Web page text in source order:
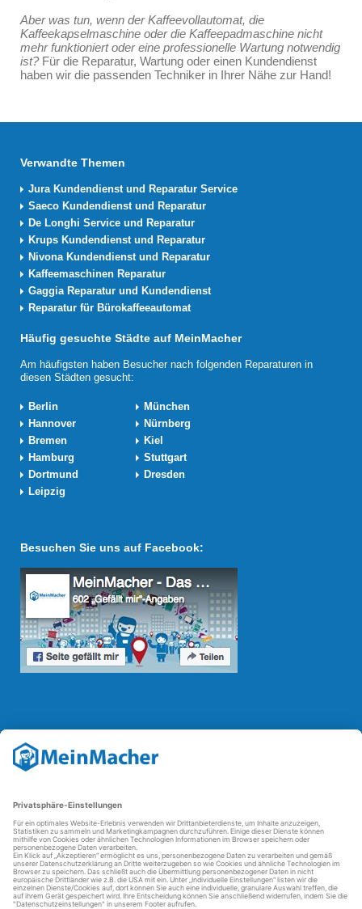
Aber was tun, wenn der Kaffeevollautomat, die
Kaffeekapselmaschine oder die Kaffeepadmaschine nicht
mehr funktioniert oder eine professionelle Wartung notwendig
ist?Für die Reparatur, Wartung oder einen Kundendienst
haben wir die passenden Techniker in Ihrer Nähe zur Hand!
Verwandte Themen
Jura Kundendienst und Reparatur Service
Saeco Kundendienst und Reparatur
De Longhi Service und Reparatur
Krups Kundendienst und Reparatur
Nivona Kundendienst und Reparatur
Kaffeemaschinen Reparatur
Gaggia Reparatur und Kundendienst
Reparatur für Bürokaffeeautomat
Häufig gesuchte Städte auf MeinMacher
Am häufigsten haben Besucher nach folgenden Reparaturen in
diesen Städten gesucht:
Berlin
München
Hannover
Nürnberg
Bremen
Kiel
Hamburg
Stuttgart
Dortmund
Dresden
Leipzig
Besuchen Sie uns auf Facebook:
Reparatur Revolution
Mit derReparatur-Revolution
Reparaturbedingungen in Deutschland: Für Produkte, die sich gut
reparierenden Betriebe und des Reparatur-Know-hows in
Deutschland.
Weitere Informationen
FAQ - häufig gestellte Fragen
Partner werden
Über uns